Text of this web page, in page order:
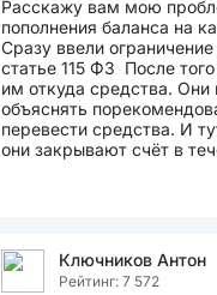
Расскажу вам мою
пополнения баланса на
Сразу ввели
статье 115 ФЗ После
им откуда средства. Они
объяснять
перевести средства. И
они закрывают счёт в
Ключников Антон
Рейтинг: 7 572